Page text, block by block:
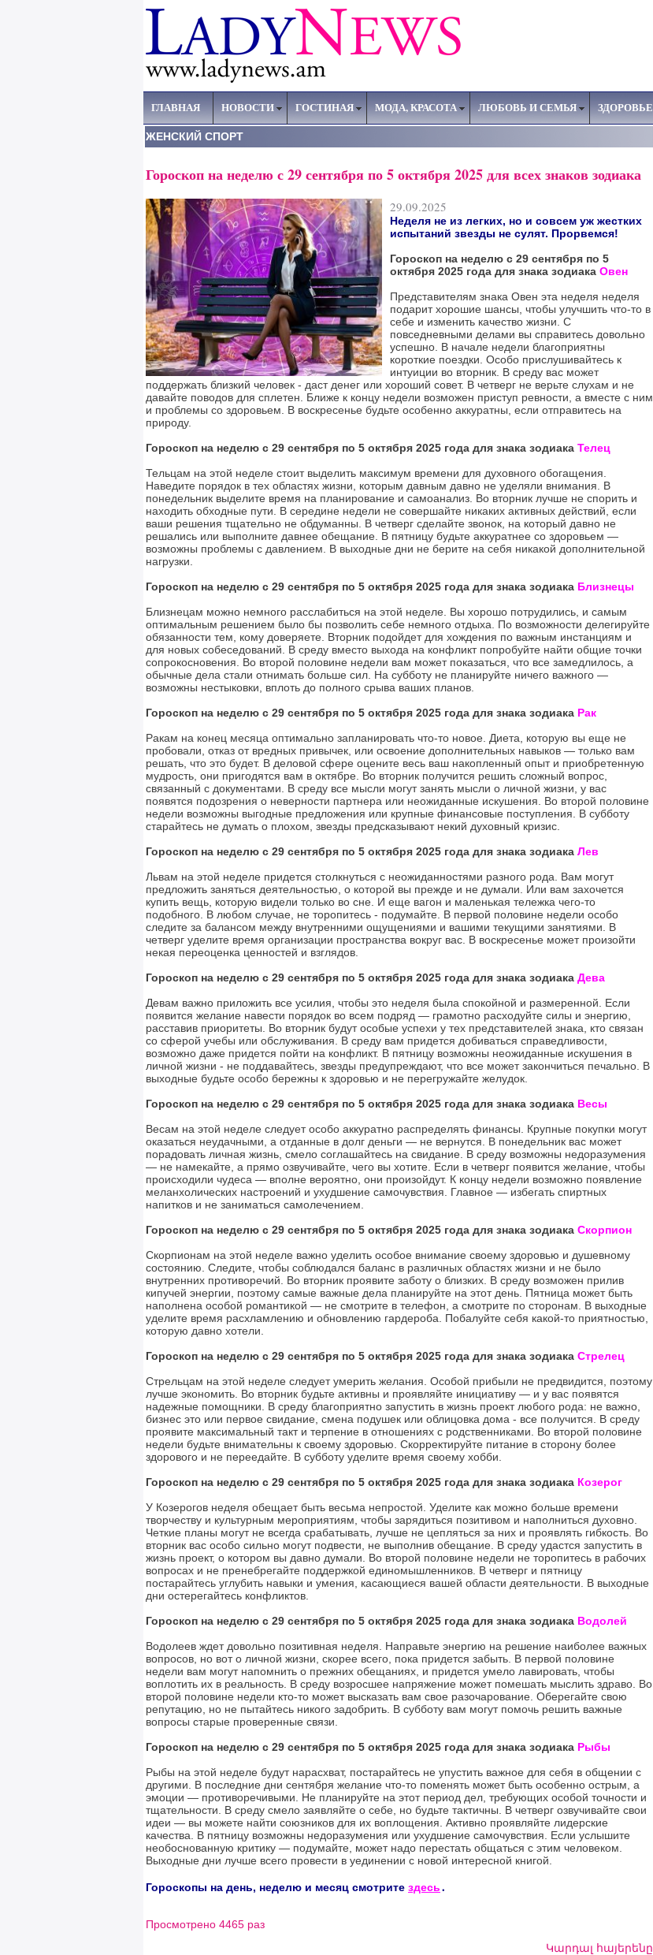
ГЛАВНАЯ НОВОСТИ ГОСТИНАЯ МОДА, КРАСОТА ЛЮБОВЬ И СЕМЬЯ ЗДОРОВЬЕ
ЖЕНСКИЙ СПОРТ
Гороскоп на неделю с 29 сентября по 5 октября 2025 для всех знаков зодиака
29.09.2025
Неделя не из легких, но и совсем уж жестких
испытаний звезды не сулят. Прорвемся!
Гороскоп на неделю с 29 сентября по 5
октября 2025 года для знака зодиака Овен
Представителям знака Овен эта неделя неделя
подарит хорошие шансы, чтобы улучшить что-то в
себе и изменить качество жизни. С
повседневными делами вы справитесь довольно
успешно. В начале недели благоприятны
короткие поездки. Особо прислушивайтесь к
интуиции во вторник. В среду вас может
поддержать близкий человек - даст денег или хороший совет. В четверг не верьте слухам и не
давайте поводов для сплетен. Ближе к концу недели возможен приступ ревности, а вместе с ним
и проблемы со здоровьем. В воскресенье будьте особенно аккуратны, если отправитесь на
природу.
Гороскоп на неделю с 29 сентября по 5 октября 2025 года для знака зодиака Телец
Тельцам на этой неделе стоит выделить максимум времени для духовного обогащения.
Наведите порядок в тех областях жизни, которым давным давно не уделяли внимания. В
понедельник выделите время на планирование и самоанализ. Во вторник лучше не спорить и
находить обходные пути. В середине недели не совершайте никаких активных действий, если
ваши решения тщательно не обдуманны. В четверг сделайте звонок, на который давно не
решались или выполните давнее обещание. В пятницу будьте аккуратнее со здоровьем —
возможны проблемы с давлением. В выходные дни не берите на себя никакой дополнительной
нагрузки.
Гороскоп на неделю с 29 сентября по 5 октября 2025 года для знака зодиака Близнецы
Близнецам можно немного расслабиться на этой неделе. Вы хорошо потрудились, и самым
оптимальным решением было бы позволить себе немного отдыха. По возможности делегируйте
обязанности тем, кому доверяете. Вторник подойдет для хождения по важным инстанциям и
для новых собеседований. В среду вместо выхода на конфликт попробуйте найти общие точки
сопрокосновения. Во второй половине недели вам может показаться, что все замедлилось, а
обычные дела стали отнимать больше сил. На субботу не планируйте ничего важного —
возможны нестыковки, вплоть до полного срыва ваших планов.
Гороскоп на неделю с 29 сентября по 5 октября 2025 года для знака зодиака Рак
Ракам на конец месяца оптимально запланировать что-то новое. Диета, которую вы еще не
пробовали, отказ от вредных привычек, или освоение дополнительных навыков — только вам
решать, что это будет. В деловой сфере оцените весь ваш накопленный опыт и приобретенную
мудрость, они пригодятся вам в октябре. Во вторник получится решить сложный вопрос,
связанный с документами. В среду все мысли могут занять мысли о личной жизни, у вас
появятся подозрения о неверности партнера или неожиданные искушения. Во второй половине
недели возможны выгодные предложения или крупные финансовые поступления. В субботу
старайтесь не думать о плохом, звезды предсказывают некий духовный кризис.
Гороскоп на неделю с 29 сентября по 5 октября 2025 года для знака зодиака Лев
Львам на этой неделе придется столкнуться с неожиданностями разного рода. Вам могут
предложить заняться деятельностью, о которой вы прежде и не думали. Или вам захочется
купить вещь, которую видели только во сне. И еще вагон и маленькая тележка чего-то
подобного. В любом случае, не торопитесь - подумайте. В первой половине недели особо
следите за балансом между внутренними ощущениями и вашими текущими занятиями. В
четверг уделите время организации пространства вокруг вас. В воскресенье может произойти
некая переоценка ценностей и взглядов.
Гороскоп на неделю с 29 сентября по 5 октября 2025 года для знака зодиака Дева
Девам важно приложить все усилия, чтобы это неделя была спокойной и размеренной. Если
появится желание навести порядок во всем подряд — грамотно расходуйте силы и энергию,
расставив приоритеты. Во вторник будут особые успехи у тех представителей знака, кто связан
со сферой учебы или обслуживания. В среду вам придется добиваться справедливости,
возможно даже придется пойти на конфликт. В пятницу возможны неожиданные искушения в
личной жизни - не поддавайтесь, звезды предупреждают, что все может закончиться печально. В
выходные будьте особо бережны к здоровью и не перегружайте желудок.
Гороскоп на неделю с 29 сентября по 5 октября 2025 года для знака зодиака Весы
Весам на этой неделе следует особо аккуратно распределять финансы. Крупные покупки могут
оказаться неудачными, а отданные в долг деньги — не вернутся. В понедельник вас может
порадовать личная жизнь, смело соглашайтесь на свидание. В среду возможны недоразумения
— не намекайте, а прямо озвучивайте, чего вы хотите. Если в четверг появится желание, чтобы
происходили чудеса — вполне вероятно, они произойдут. К концу недели возможно появление
меланхолических настроений и ухудшение самочувствия. Главное — избегать спиртных
напитков и не заниматься самолечением.
Гороскоп на неделю с 29 сентября по 5 октября 2025 года для знака зодиака Скорпион
Скорпионам на этой неделе важно уделить особое внимание своему здоровью и душевному
состоянию. Следите, чтобы соблюдался баланс в различных областях жизни и не было
внутренних противоречий. Во вторник проявите заботу о близких. В среду возможен прилив
кипучей энергии, поэтому самые важные дела планируйте на этот день. Пятница может быть
наполнена особой романтикой — не смотрите в телефон, а смотрите по сторонам. В выходные
уделите время расхламлению и обновлению гардероба. Побалуйте себя какой-то приятностью,
которую давно хотели.
Гороскоп на неделю с 29 сентября по 5 октября 2025 года для знака зодиака Стрелец
Стрельцам на этой неделе следует умерить желания. Особой прибыли не предвидится, поэтому
лучше экономить. Во вторник будьте активны и проявляйте инициативу — и у вас появятся
надежные помощники. В среду благоприятно запустить в жизнь проект любого рода: не важно,
бизнес это или первое свидание, смена подушек или облицовка дома - все получится. В среду
проявите максимальный такт и терпение в отношениях с родственниками. Во второй половине
недели будьте внимательны к своему здоровью. Скорректируйте питание в сторону более
здорового и не переедайте. В субботу уделите время своему хобби.
Гороскоп на неделю с 29 сентября по 5 октября 2025 года для знака зодиака Козерог
У Козерогов неделя обещает быть весьма непростой. Уделите как можно больше времени
творчеству и культурным мероприятиям, чтобы зарядиться позитивом и наполниться духовно.
Четкие планы могут не всегда срабатывать, лучше не цепляться за них и проявлять гибкость. Во
вторник вас особо сильно могут подвести, не выполнив обещание. В среду удастся запустить в
жизнь проект, о котором вы давно думали. Во второй половине недели не торопитесь в рабочих
вопросах и не пренебрегайте поддержкой единомышленников. В четверг и пятницу
постарайтесь углубить навыки и умения, касающиеся вашей области деятельности. В выходные
дни остерегайтесь конфликтов.
Гороскоп на неделю с 29 сентября по 5 октября 2025 года для знака зодиака Водолей
Водолеев ждет довольно позитивная неделя. Направьте энергию на решение наиболее важных
вопросов, но вот о личной жизни, скорее всего, пока придется забыть. В первой половине
недели вам могут напомнить о прежних обещаниях, и придется умело лавировать, чтобы
воплотить их в реальность. В среду возросшее напряжение может помешать мыслить здраво. Во
второй половине недели кто-то может высказать вам свое разочарование. Оберегайте свою
репутацию, но не пытайтесь никого задобрить. В субботу вам могут помочь решить важные
вопросы старые проверенные связи.
Гороскоп на неделю с 29 сентября по 5 октября 2025 года для знака зодиака Рыбы
Рыбы на этой неделе будут нарасхват, постарайтесь не упустить важное для себя в общении с
другими. В последние дни сентября желание что-то поменять может быть особенно острым, а
эмоции — противоречивыми. Не планируйте на этот период дел, требующих особой точности и
тщательности. В среду смело заявляйте о себе, но будьте тактичны. В четверг озвучивайте свои
идеи — вы можете найти союзников для их воплощения. Активно проявляйте лидерские
качества. В пятницу возможны недоразумения или ухудшение самочувствия. Если услышите
необоснованную критику — подумайте, может надо перестать общаться с этим человеком.
Выходные дни лучше всего провести в уединении с новой интересной книгой.
Гороскопы на день, неделю и месяц смотрите здесь․
Просмотрено 4465 раз
Կարդալ հայերենը